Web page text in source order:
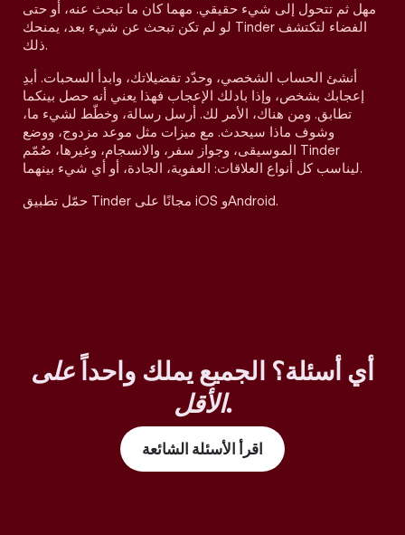
مهل ثم تتحول إلى شيء حقيقي. مهما كان ما تبحث عنه، أو حتى
لو لم تكن تبحث عن شيء بعد، يمنحك Tinder الفضاء لتكتشف
ذلك.
أنشئ الحساب الشخصي، وحدّد تفضيلاتك، وابدأ السحبات. أبدِ
إعجابك بشخص، وإذا بادلك الإعجاب فهذا يعني أنه حصل بينكما
تطابق. ومن هناك، الأمر لك. أرسل رسالة، وخطّط لشيء ما،
وشوف ماذا سيحدث. مع ميزات مثل موعد مزدوج، ووضع
الموسيقى، وجواز سفر، والانسجام، وغيرها، صُمّم Tinder
ليناسب كل أنواع العلاقات: العفوية، الجادة، أو أي شيء بينهما.
حمّل تطبيق Tinder مجانًا على iOS وAndroid.
أي أسئلة؟ الجميع يملك واحداً على
الأقل.
اقرأ الأسئلة الشائعة